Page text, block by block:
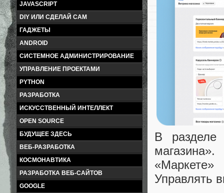
JAVASCRIPT
DIY ИЛИ СДЕЛАЙ САМ
ГАДЖЕТЫ
ANDROID
СИСТЕМНОЕ АДМИНИСТРИРОВАНИЕ
УПРАВЛЕНИЕ ПРОЕКТАМИ
PYTHON
РАЗРАБОТКА
ИСКУССТВЕННЫЙ ИНТЕЛЛЕКТ
OPEN SOURCE
БУДУЩЕЕ ЗДЕСЬ
ВЕБ-РАЗРАБОТКА
КОСМОНАВТИКА
РАЗРАБОТКА ВЕБ-САЙТОВ
GOOGLE
В разделе
Управлять